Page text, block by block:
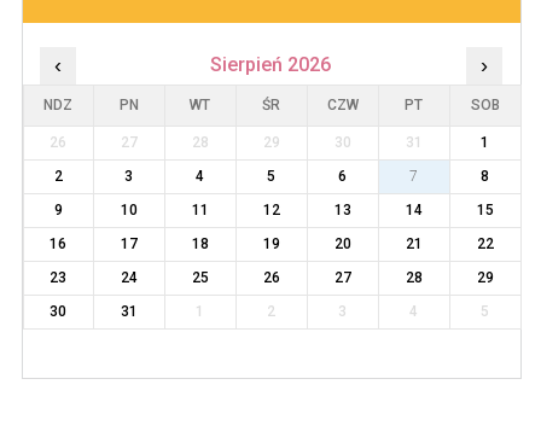
‹ Sierpień 2026 ›
NDZ PN WT ŚR CZW PT SOB
26 27 28 29 30 31
1
2
3 4 5 6 7
8
9
10 11 12 13 14
15
16
17 18 19 20 21
22
23
24 25 26 27 28
29
30
31 1 2 3 4 5